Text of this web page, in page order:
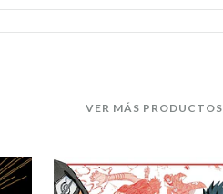
VER MÁS PRODUCTOS